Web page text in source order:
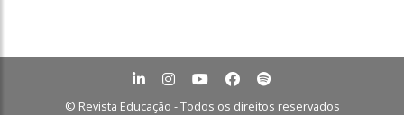
© Revista Educação - Todos os direitos reservados